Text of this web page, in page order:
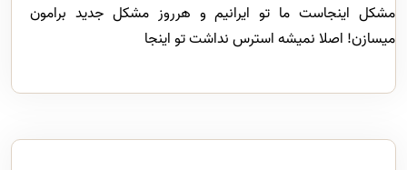
مشکل اینجاست ما تو ایرانیم و هرروز مشکل جدید برامون
میسازن! اصلا نمیشه استرس نداشت تو اینجا